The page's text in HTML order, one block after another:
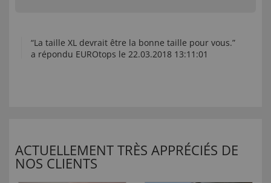
“La taille XL devrait être la bonne taille pour vous.”
a répondu EUROtops le 22.03.2018 13:11:01
ACTUELLEMENT TRÈS APPRÉCIÉS DE
NOS CLIENTS